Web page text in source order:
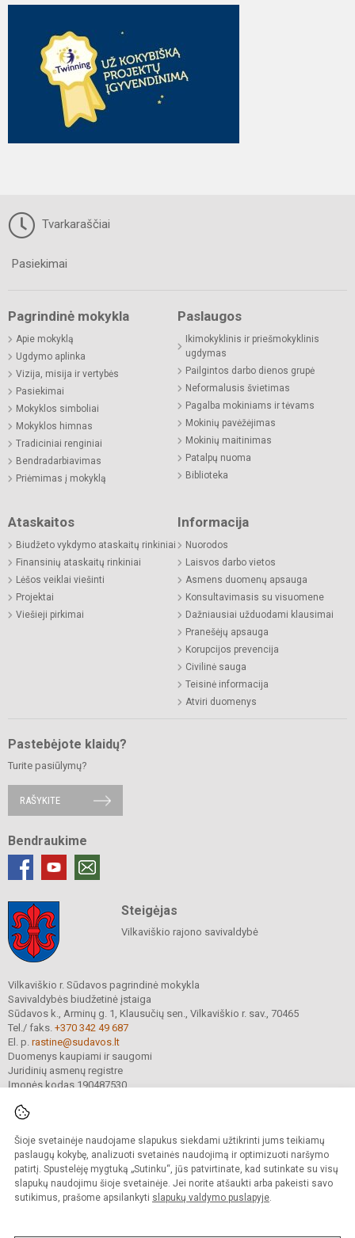
Šioje svetainėje naudojame slapukus siekdami užtikrinti jums teikiamų
paslaugų kokybę, analizuoti svetainės naudojimą ir optimizuoti naršymo
patirtį. Spustelėję mygtuką „Sutinku“, jūs patvirtinate, kad sutinkate su visų
slapukų naudojimu šioje svetainėje. Jei norite atšaukti arba pakeisti savo
sutikimus, prašome apsilankyti slapukų valdymo puslapyje.
Tvarkaraščiai
Pasiekimai
Pagrindinė mokykla
Apie mokyklą
Ugdymo aplinka
Vizija, misija ir vertybės
Pasiekimai
Mokyklos simboliai
Mokyklos himnas
Tradiciniai renginiai
Bendradarbiavimas
Priėmimas į mokyklą
Paslaugos
Ikimokyklinis ir priešmokyklinis
ugdymas
Pailgintos darbo dienos grupė
Neformalusis švietimas
Pagalba mokiniams ir tėvams
Mokinių pavėžėjimas
Mokinių maitinimas
Patalpų nuoma
Biblioteka
Ataskaitos
Biudžeto vykdymo ataskaitų rinkiniai
Finansinių ataskaitų rinkiniai
Lėšos veiklai viešinti
Projektai
Viešieji pirkimai
Informacija
Nuorodos
Laisvos darbo vietos
Asmens duomenų apsauga
Konsultavimasis su visuomene
Dažniausiai užduodami klausimai
Pranešėjų apsauga
Korupcijos prevencija
Civilinė sauga
Teisinė informacija
Atviri duomenys
Pastebėjote klaidų?
Turite pasiūlymų?
RAŠYKITE
Bendraukime
Steigėjas
Vilkaviškio rajono savivaldybė
Vilkaviškio r. Sūdavos pagrindinė mokykla
Savivaldybės biudžetinė įstaiga
Sūdavos k., Arminų g. 1, Klausučių sen., Vilkaviškio r. sav., 70465
Tel./ faks. +370 342 49 687
El. p. rastine@sudavos.lt
Duomenys kaupiami ir saugomi
Juridinių asmenų registre
Įmonės kodas 190487530
© 2025. Vilkaviškio r. Sūdavos pagrindinė mokykla. Visos teisės saugomos.
Kopijuoti turinį be raštiško įstaigos administracijos sutikimo griežtai draudžiama.
Prieinamumo paraiška Slapukų valdymas
Sumanus būdas atnaujinti